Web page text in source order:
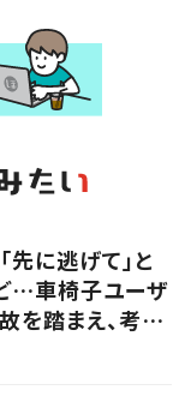
に逃げて」と
…車椅子ユーザ
を踏まえ、考え